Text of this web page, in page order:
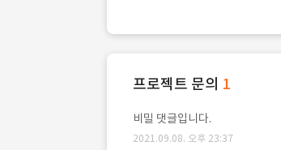
프로젝트 문의 1
비밀 댓글입니다.
2021.09.08. 오후 23:37